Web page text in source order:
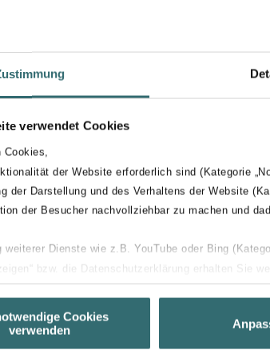
verwendet Cookies
Cookies,
der Website erforderlich sind (Kategorie
der Darstellung und des Verhaltens der Website
der Besucher nachvollziehbar zu machen und
weiterer Dienste wie z.B. YouTube oder Bing
bzw. die Datenschutzerklärung erhalten Sie
verwenden, um Ihnen die bestmögliche
Ihren Interessen zur Verfügung zu stellen. Alle
widerrufen.
Cookies
verwenden